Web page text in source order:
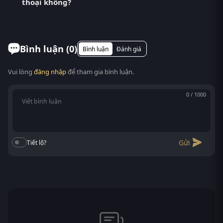
Skin – là một trong những bộ phim Trung Quốc
laptop, Smart TV. Truy cập phimvn2y.com là xem
được, không cần cài app.
Bình luận (0) Bình luận Đánh giá
Vui lòng đăng nhậpđể tham gia bình luận.
0 / 1000
Tiết lộ? Gửi